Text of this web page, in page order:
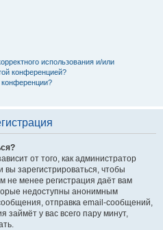
использования и/или
конференцией?
конференции?
от того, как администратор
зарегистрироваться, чтобы
не менее регистрация даёт вам
недоступны анонимным
отправка email-сообщений,
займёт у вас всего пару минут,